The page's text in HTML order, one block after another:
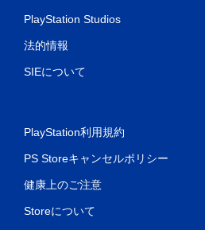
PlayStation Studios
法的情報
SIEについて
PlayStation利用規約
PS Storeキャンセルポリシー
健康上のご注意
Storeについて